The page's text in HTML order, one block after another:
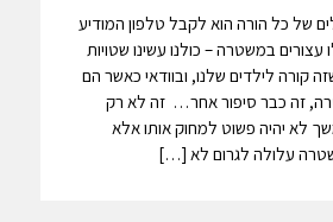
של כל הורה הוא לקבל טלפון המודיע
במשטרה – כולנו עשינו שטויות
קורה לילדים שלנו, ובוודאי כאשר הם
זה כבר סיפור אחר… זה לא רק
לא יהיה פשוט למחוק אותו אלא
עלולה לגרום לא […]